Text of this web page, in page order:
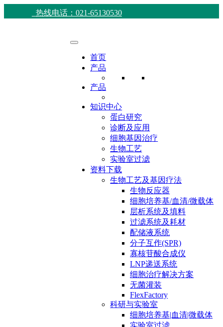
热线电话：021-65130530
首页
产品
产品
知识中心
蛋白研究
诊断及应用
细胞基因治疗
生物工艺
实验室过滤
资料下载
生物工艺及基因疗法
生物反应器
细胞培养基/血清/微载体
层析系统及填料
过滤系统及耗材
配储液系统
分子互作(SPR)
寡核苷酸合成仪
LNP递送系统
细胞治疗解决方案
无菌灌装
FlexFactory
科研与实验室
细胞培养基|血清|微载体
实验室过滤